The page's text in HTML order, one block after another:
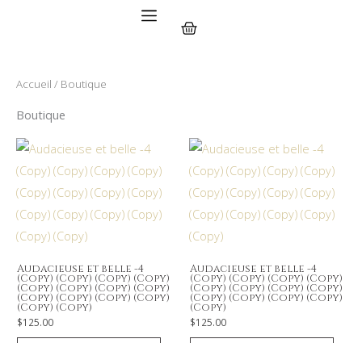
Panier
Accueil / Boutique
Boutique
Audacieuse et belle -4
(Copy) (Copy) (Copy) (Copy)
(Copy) (Copy) (Copy) (Copy)
(Copy) (Copy) (Copy) (Copy)
(Copy) (Copy)
$125.00
Audacieuse et belle -4
(Copy) (Copy) (Copy) (Copy)
(Copy) (Copy) (Copy) (Copy)
(Copy) (Copy) (Copy) (Copy)
(Copy)
$125.00